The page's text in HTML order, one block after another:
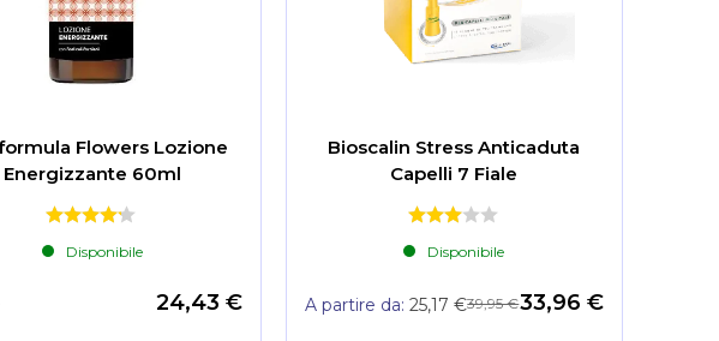
Flowers Lozione
Energizzante 60ml
Disponibile
24,43 €
Bioscalin Stress Anticaduta
Capelli 7 Fiale
Disponibile
33,96 €
39,95 €
A partire da 25,17 €